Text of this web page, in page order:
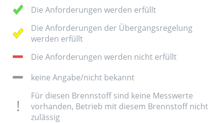
Die Anforderungen werden erfüllt
Die Anforderungen der Übergangsregelung
werden erfüllt
Die Anforderungen werden nicht erfüllt
keine Angabe/nicht bekannt
Für diesen Brennstoff sind keine Messwerte
vorhanden, Betrieb mit diesem Brennstoff nicht
zulässig